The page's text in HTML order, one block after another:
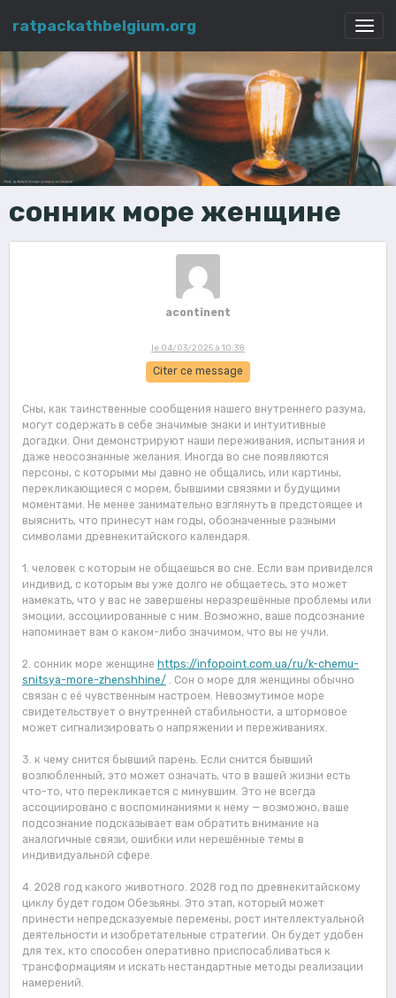
ratpackathbelgium.org
сонник море женщине
acontinent
le 04/03/2025 à 10:38
Citer ce message
Сны, как таинственные сообщения нашего внутреннего разума,
могут содержать в себе значимые знаки и интуитивные
догадки. Они демонстрируют наши переживания, испытания и
даже неосознанные желания. Иногда во сне появляются
персоны, с которыми мы давно не общались, или картины,
перекликающиеся с морем, бывшими связями и будущими
моментами. Не менее занимательно взглянуть в предстоящее и
выяснить, что принесут нам годы, обозначенные разными
символами древнекитайского календаря.
1. человек с которым не общаешься во сне. Если вам привиделся
индивид, с которым вы уже долго не общаетесь, это может
намекать, что у вас не завершены неразрешённые проблемы или
эмоции, ассоциированные с ним. Возможно, ваше подсознание
напоминает вам о каком-либо значимом, что вы не учли.
2. сонник море женщине https://infopoint.com.ua/ru/k-chemu-
snitsya-more-zhenshhine/ . Сон о море для женщины обычно
связан с её чувственным настроем. Невозмутимое море
свидетельствует о внутренней стабильности, а штормовое
может сигнализировать о напряжении и переживаниях.
3. к чему снится бывший парень. Если снится бывший
возлюбленный, это может означать, что в вашей жизни есть
что-то, что перекликается с минувшим. Это не всегда
ассоциировано с воспоминаниями к нему — возможно, ваше
подсознание подсказывает вам обратить внимание на
аналогичные связи, ошибки или нерешённые темы в
индивидуальной сфере.
4. 2028 год какого животного. 2028 год по древнекитайскому
циклу будет годом Обезьяны. Это этап, который может
принести непредсказуемые перемены, рост интеллектуальной
деятельности и изобретательные стратегии. Он будет удобен
для тех, кто способен оперативно приспосабливаться к
трансформациям и искать нестандартные методы реализации
намерений.